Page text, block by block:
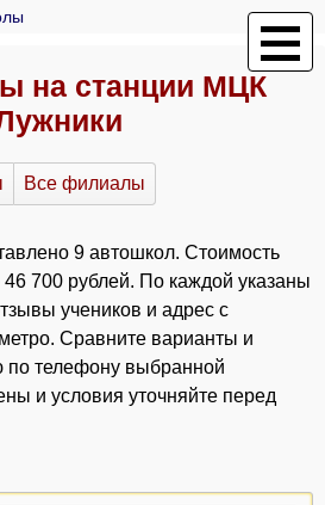
на станции МЦК
Все филиалы
9 автошкол. Стоимость
700 рублей. По каждой указаны
учеников и адрес с
Сравните варианты и
по телефону выбранной
и условия уточняйте перед